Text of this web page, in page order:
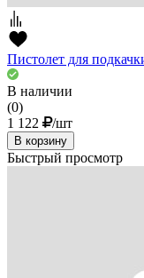
Пистолет для
В наличии
(0)
1 122
/шт
В корзину
Быстрый просмотр